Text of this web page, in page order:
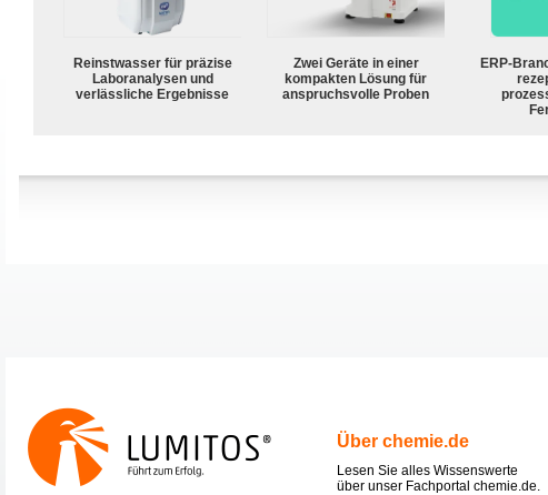
Reinstwasser für präzise
Laboranalysen und
verlässliche Ergebnisse
Zwei Geräte in einer
kompakten Lösung für
anspruchsvolle Proben
ERP-
Über chemie.de
Lesen Sie alles Wissenswerte
über unser Fachportal chemie.de.